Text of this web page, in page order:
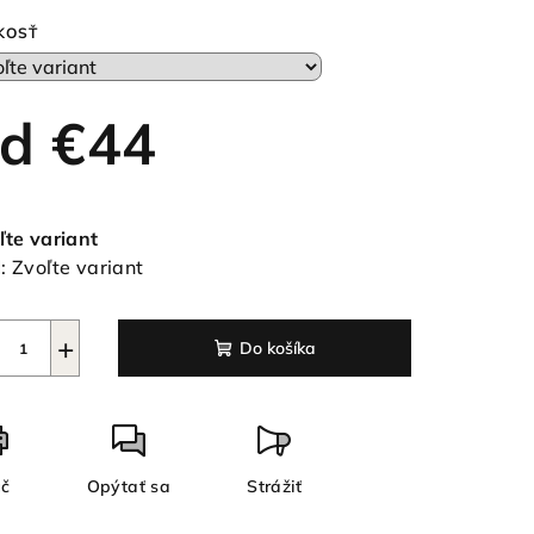
€44
variant
Zvoľte variant
+ Do košíka
Opýtať sa Strážiť